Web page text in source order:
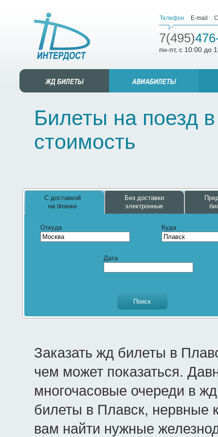
Телефон E-mail
7(495)
пн-пт, с 10:00 до
Билеты на поезд
стоимость
С доставкой
на бланке
Без доставки
электронные
Откуда Куда
Дата
Заказать жд билеты в
чем может показаться.
многочасовые очереди в
билеты в Плавск, нервные
вам найти нужные